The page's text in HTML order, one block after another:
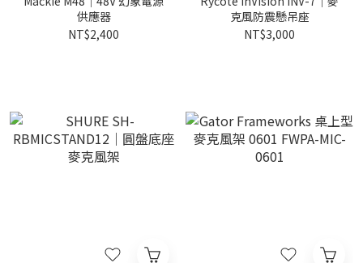
供應器
NT$2,400
克風防震懸吊座
NT$3,000